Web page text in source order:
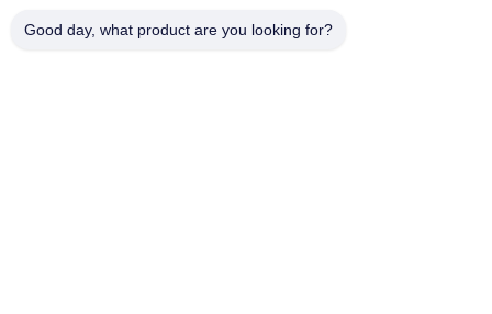
স্পিড গেট টার্নস্টাইল
Good day, what product are you looking for?